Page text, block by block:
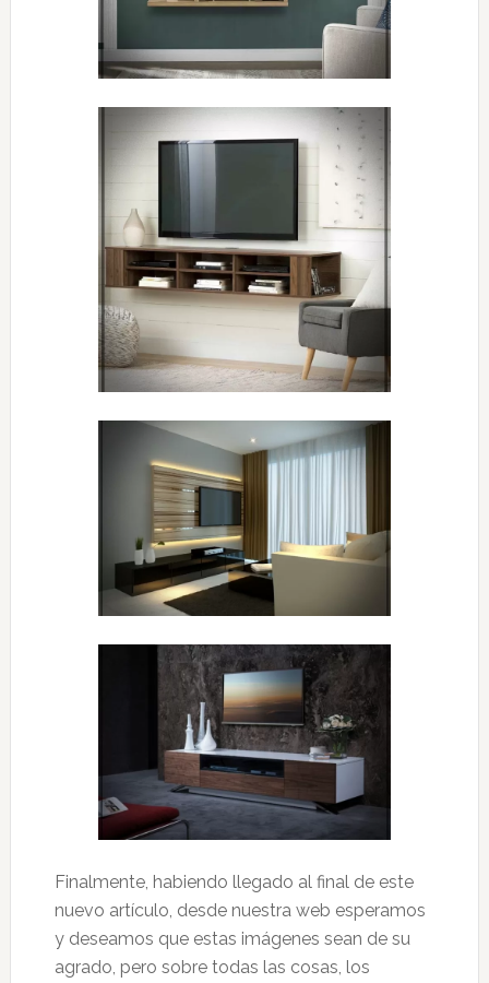
Finalmente, habiendo llegado al final de este
nuevo artículo, desde nuestra web esperamos
y deseamos que estas imágenes sean de su
agrado, pero sobre todas las cosas, los